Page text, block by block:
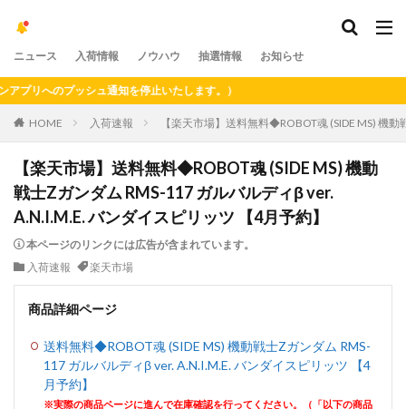
ニュース 入荷情報 ノウハウ 抽選情報 お知らせ
へのプッシュ通知を停止いたします。）
HOME 入荷速報 【楽天市場】送料無料◆ROBOT魂 (SIDE MS) 機
【楽天市場】送料無料◆ROBOT魂 (SIDE MS) 機動
戦士Zガンダム RMS-117 ガルバルディβ ver.
A.N.I.M.E. バンダイスピリッツ 【4月予約】
本ページのリンクには広告が含まれています。
入荷速報
楽天市場
商品詳細ページ
送料無料◆ROBOT魂 (SIDE MS) 機動戦士Zガンダム RMS-
117 ガルバルディβ ver. A.N.I.M.E. バンダイスピリッツ 【4
月予約】
※実際の商品ページに進んで在庫確認を行ってください。（「以下の商品